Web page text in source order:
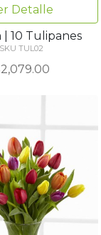
Detalle
10 Tulipanes
SKU TUL02